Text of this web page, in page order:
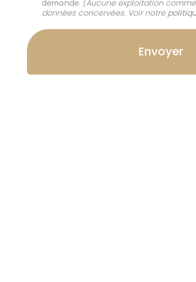
demande. (Aucune exploitation
données concervées. Voir notre